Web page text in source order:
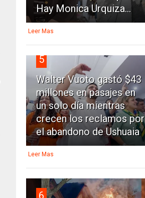
Hay Monica Urquiza...
Leer Mas
5
Walter Vuoto gastó $43
millones en pasajes en
un solo día mientras
crecen los reclamos por
el abandono de Ushuaia
Leer Mas